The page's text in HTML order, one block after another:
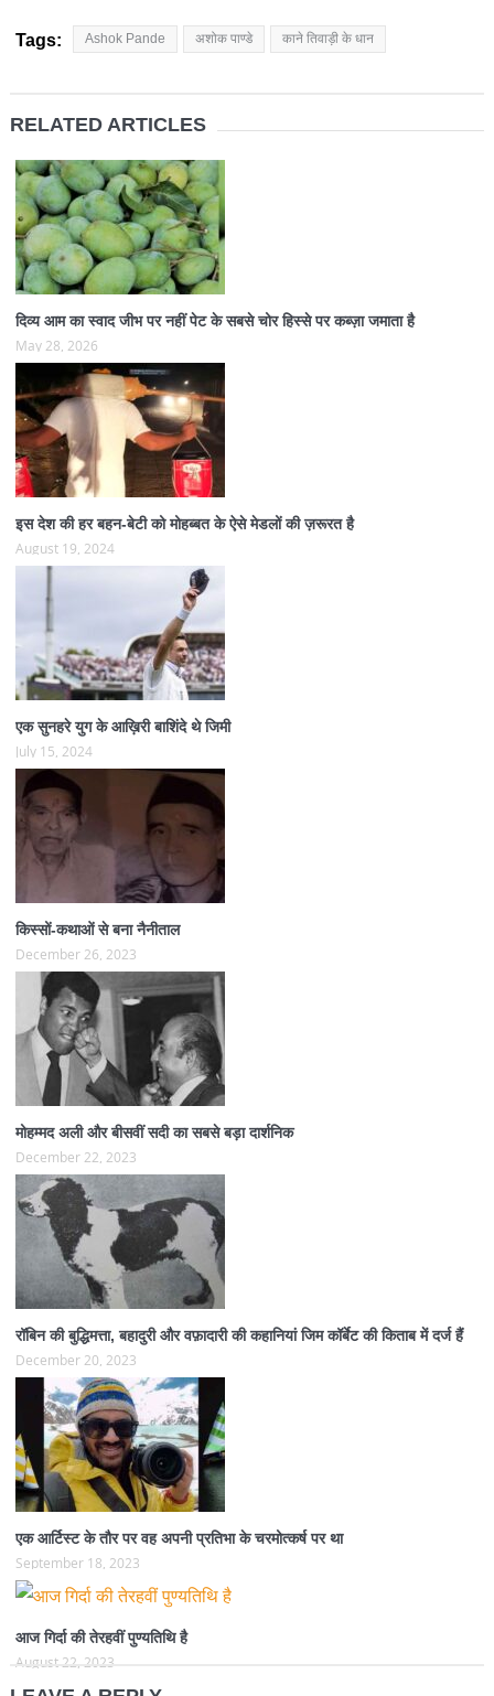
Tags: Ashok Pande अशोक पाण्डे काने तिवाड़ी के धान
RELATED ARTICLES
दिव्य आम का स्वाद जीभ पर नहीं पेट के सबसे चोर हिस्से पर कब्ज़ा जमाता है
May 28, 2026
इस देश की हर बहन-बेटी को मोहब्बत के ऐसे मेडलों की ज़रूरत है
August 19, 2024
एक सुनहरे युग के आख़िरी बाशिंदे थे जिमी
July 15, 2024
किस्सों-कथाओं से बना नैनीताल
December 26, 2023
मोहम्मद अली और बीसवीं सदी का सबसे बड़ा दार्शनिक
December 22, 2023
रॉबिन की बुद्धिमत्ता, बहादुरी और वफ़ादारी की कहानियां जिम कॉर्बेट की किताब में दर्ज हैं
December 20, 2023
एक आर्टिस्ट के तौर पर वह अपनी प्रतिभा के चरमोत्कर्ष पर था
September 18, 2023
आज गिर्दा की तेरहवीं पुण्यतिथि है
August 22, 2023